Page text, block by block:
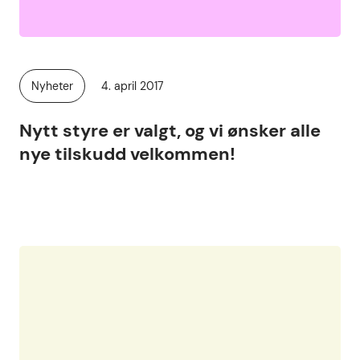
Nytt styre er valgt, og vi ønsker alle
nye tilskudd velkommen!
Kategori:
Nyheter Publisert
4. april 2017